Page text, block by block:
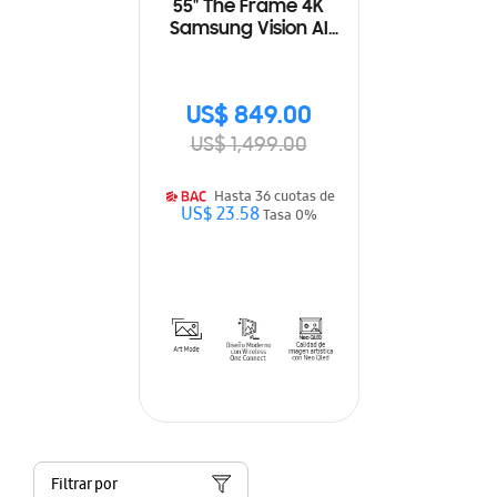
55" The Frame 4K
Samsung Vision AI
US$ 849.00
US$ 1,499.00
Hasta 36 cuotas de
US$ 23.58Tasa 0%
Filtrar por